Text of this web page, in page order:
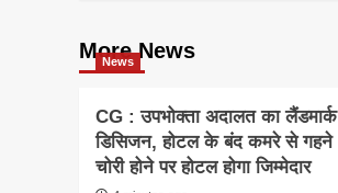
More News
News
CG : उपभोक्ता अदालत का लैंडमार्क
डिसिजन, होटल के बंद कमरे से गहने
चोरी होने पर होटल होगा जिम्मेदार